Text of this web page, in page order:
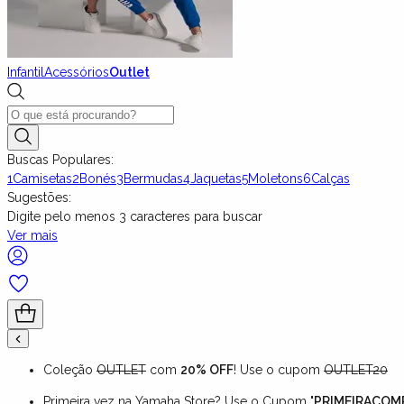
Infantil AcessóriosOutlet
Buscas Populares:
1Camisetas2Bonés3Bermudas4Jaquetas5Moletons6Calças
Sugestões:
Digite pelo menos 3 caracteres para buscar
Ver mais
Coleção OUTLET com 20% OFF! Use o cupom OUTLET20